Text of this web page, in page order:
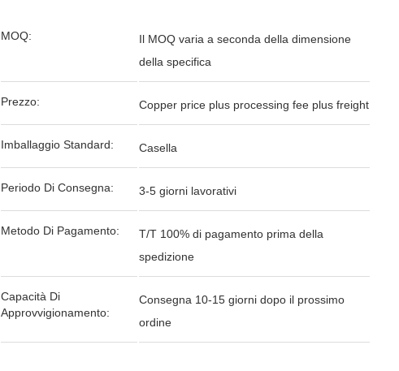
MOQ:
Il MOQ varia a seconda della dimensione
della specifica
Prezzo: Copper price plus processing fee plus freight
Imballaggio Standard: Casella
Periodo Di Consegna: 3-5 giorni lavorativi
Metodo Di Pagamento:
T/T 100% di pagamento prima della
spedizione
Capacità Di
Approvvigionamento:
Consegna 10-15 giorni dopo il prossimo
ordine